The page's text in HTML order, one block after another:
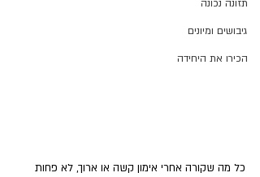
תזונה נכונה
גיבושים ומיונים
הכירו את היחידה
כל מה שקורה אחרי אימון קשה או ארוך, לא פחות